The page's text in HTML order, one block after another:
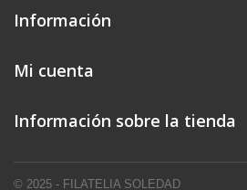
Información
© 2025 - FILATELIA SOLEDAD
Mi cuenta
Información sobre la tienda